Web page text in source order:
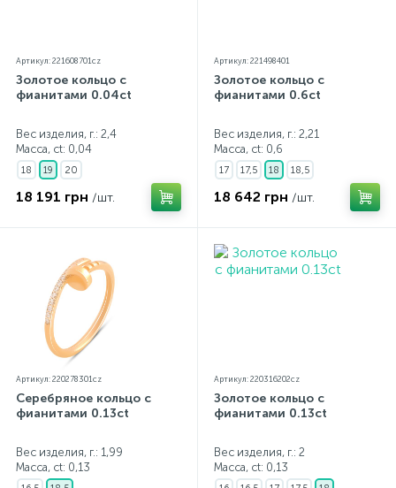
Артикул: 221608701cz
Золотое кольцо с
фианитами 0.04ct
Вес изделия, г.: 2,4
Масса, ct: 0,04
18 19 20
18 191 грн /шт.
Артикул: 221498401
Золотое кольцо с
фианитами 0.6ct
Вес изделия, г.: 2,21
Масса, ct: 0,6
17 17,5 18 18,5
18 642 грн /шт.
Артикул: 220278301cz
Серебряное кольцо с
фианитами 0.13ct
Вес изделия, г.: 1,99
Масса, ct: 0,13
Артикул: 220316202cz
Золотое кольцо с
фианитами 0.13ct
Вес изделия, г.: 2
Масса, ct: 0,13